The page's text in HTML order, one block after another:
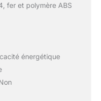
fer et polymère ABS
énergétique